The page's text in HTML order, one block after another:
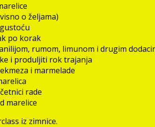
o željama)
po korak
rumom, limunom i drugim
i produljiti rok trajanja
i marmelade
rade
marelice
iz zimnice.